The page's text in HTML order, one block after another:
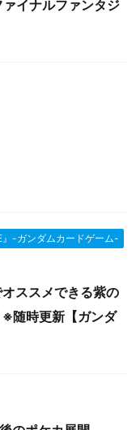
イナルファンタジ
』-ガンダムカードゲーム-
オススメできる紫の
随時更新【ガンダ